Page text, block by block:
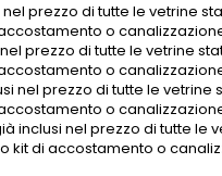
prezzo di tutte le vetrine
o
prezzo di tutte le vetrine
o
nel prezzo di tutte le vetrine
o canalizzazione
inclusi nel prezzo di tutte le
di accostamento o